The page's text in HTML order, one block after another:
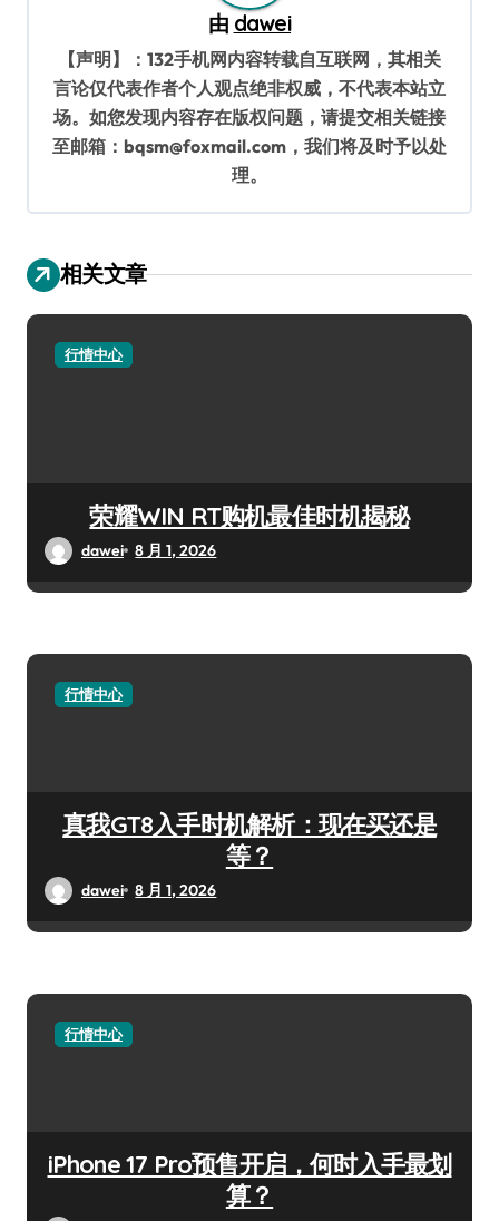
由 dawei
【声明】：132手机网内容转载自互联网，其相关
言论仅代表作者个人观点绝非权威，不代表本站立
场。如您发现内容存在版权问题，请提交相关链接
至邮箱：bqsm@foxmail.com，我们将及时予以处
理。
相关文章
行情中心
荣耀WIN RT购机最佳时机揭秘
dawei 8 月 1, 2026
行情中心
真我GT8入手时机解析：现在买还是
等？
dawei 8 月 1, 2026
行情中心
iPhone 17 Pro预售开启，何时入手最划
算？